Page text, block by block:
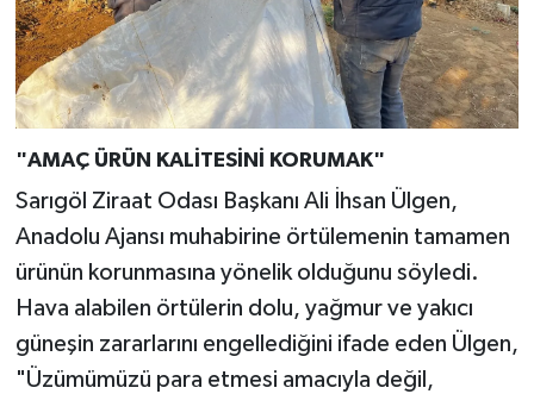
"AMAÇ ÜRÜN KALİTESİNİ KORUMAK"
Sarıgöl Ziraat Odası Başkanı Ali İhsan Ülgen,
Anadolu Ajansı muhabirine örtülemenin tamamen
ürünün korunmasına yönelik olduğunu söyledi.
Hava alabilen örtülerin dolu, yağmur ve yakıcı
güneşin zararlarını engellediğini ifade eden Ülgen,
"Üzümümüzü para etmesi amacıyla değil,